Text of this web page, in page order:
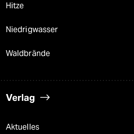
Hitze
Niedrigwasser
Waldbrände
Verlag
Aktuelles